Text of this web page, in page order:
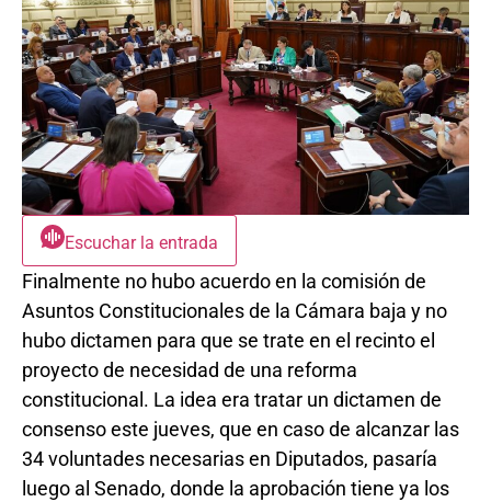
Escuchar la entrada
Finalmente no hubo acuerdo en la comisión de
Asuntos Constitucionales de la Cámara baja y no
hubo dictamen para que se trate en el recinto el
proyecto de necesidad de una reforma
constitucional. La idea era tratar un dictamen de
consenso este jueves, que en caso de alcanzar las
34 voluntades necesarias en Diputados, pasaría
luego al Senado, donde la aprobación tiene ya los